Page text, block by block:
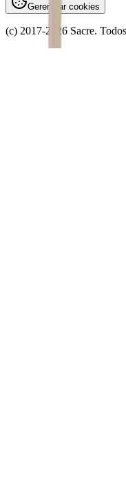
Gerenciar cookies
(c) 2017-2026 Sacre.